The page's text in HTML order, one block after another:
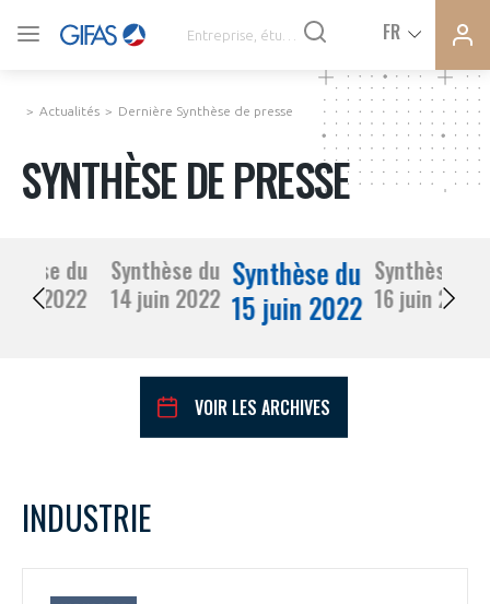
FR
SYNTHÈSE DE PRESSE
Actualités Dernière Synthèse de presse
SYNTHÈSE DE PRESSE
du
13 juin 2022
Synthèse du
14 juin 2022
Synthèse du
15 juin 2022
Synthèse du
16 juin 2022
VOIR LES ARCHIVES
L
1 2 3 4
5
INDUSTRIE
VOUS ÊTES ADHÉRENTS
PAS ENCORE ADHÉRENT ?
Rejoignez une filière d’excellence et développez
votre réseau au sein d’un écosystème intégré et
DEMANDE D’ADHÉSION
Avez-vous un statut de droit français ?